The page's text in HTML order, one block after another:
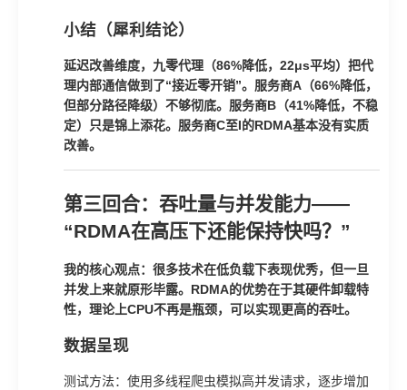
小结（犀利结论）
延迟改善维度，九零代理（86%降低，22μs平均）把代
理内部通信做到了“接近零开销”。服务商A（66%降低，
但部分路径降级）不够彻底。服务商B（41%降低，不稳
定）只是锦上添花。服务商C至I的RDMA基本没有实质
改善。
第三回合：吞吐量与并发能力——
“RDMA在高压下还能保持快吗？”
我的核心观点：很多技术在低负载下表现优秀，但一旦
并发上来就原形毕露。RDMA的优势在于其硬件卸载特
性，理论上CPU不再是瓶颈，可以实现更高的吞吐。
数据呈现
测试方法：使用多线程爬虫模拟高并发请求，逐步增加